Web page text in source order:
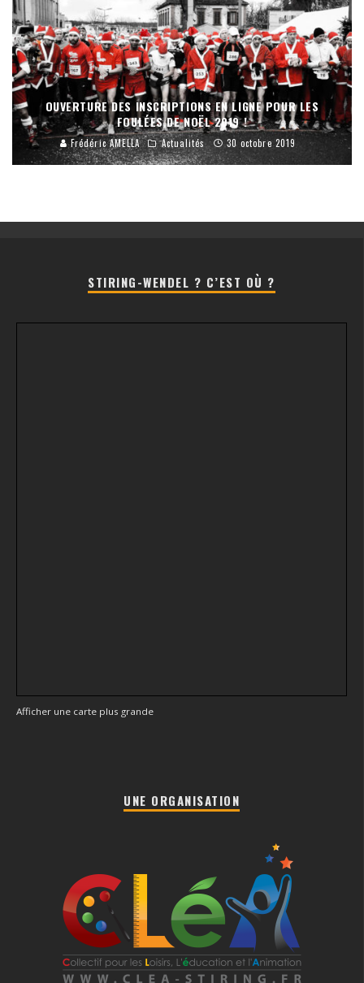
OUVERTURE DES INSCRIPTIONS EN LIGNE POUR LES
FOULÉES DE NOËL 2019 !
Frédéric AMELLA Actualités 30 octobre 2019
STIRING-WENDEL ? C’EST OÙ ?
Afficher une carte plus grande
UNE ORGANISATION